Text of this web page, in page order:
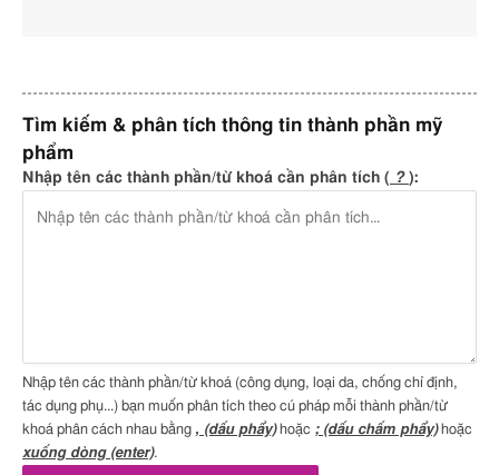
hóa,Bảo vệ da,Giữ ẩm da,
Chất tạo màng
Isohexadecane
da,Làm sạch da
Tìm kiếm & phân tích thông tin thành phần mỹ
phẩm
Nhập tên các thành phần/từ khoá cần phân tích ( ? ):
Nhập tên các thành phần/từ khoá (công dụng, loại da, chống chỉ định,
tác dụng phụ...) bạn muốn phân tích theo cú pháp mỗi thành phần/từ
khoá phân cách nhau bằng , (dấu phẩy)hoặc ; (dấu chấm phẩy)hoặc
xuống dòng (enter).